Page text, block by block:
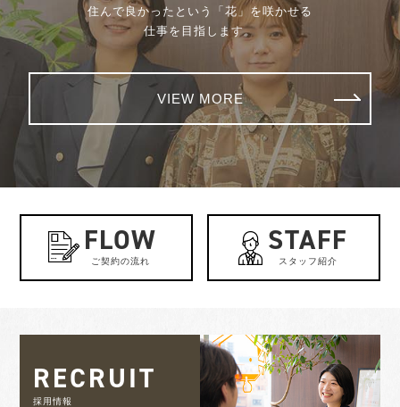
住んで良かったという「花」を咲かせる
仕事を目指します。
VIEW MORE
FLOW
ご契約の流れ
STAFF
スタッフ紹介
RECRUIT
採用情報